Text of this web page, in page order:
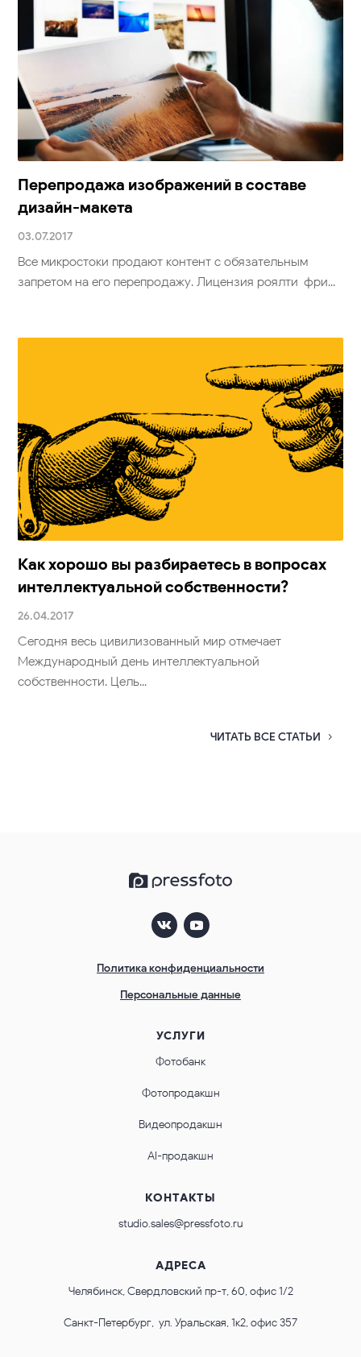
Перепродажа изображений в составе
дизайн-макета
03.07.2017
Все микростоки продают контент с обязательным
запретом на его перепродажу. Лицензия роялти-фри...
Как хорошо вы разбираетесь в вопросах
интеллектуальной собственности?
26.04.2017
Сегодня весь цивилизованный мир отмечает
Международный день интеллектуальной
собственности. Цель...
ЧИТАТЬ ВСЕ СТАТЬИ
Политика конфиденциальности
Персональные данные
УСЛУГИ
Фотобанк
Фотопродакшн
Видеопродакшн
AI-продакшн
КОНТАКТЫ
studio.sales@pressfoto.ru
АДРЕСА
Челябинск, Свердловский пр-т, 60, офис 1/2
Санкт-Петербург, ул. Уральская, 1к2, офис 357